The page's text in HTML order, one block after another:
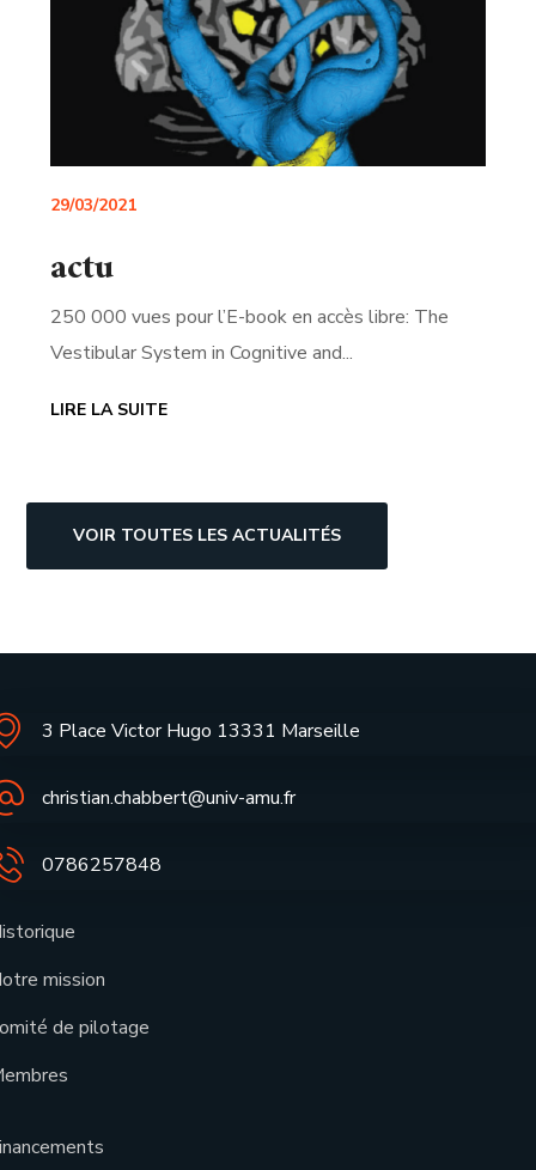
29/03/2021
actu
250 000 vues pour l’E-book en accès libre: The
Vestibular System in Cognitive and...
LIRE LA SUITE
VOIR TOUTES LES ACTUALITÉS
3 Place Victor Hugo 13331 Marseille
christian.chabbert@univ-amu.fr
0786257848
mission
de pilotage